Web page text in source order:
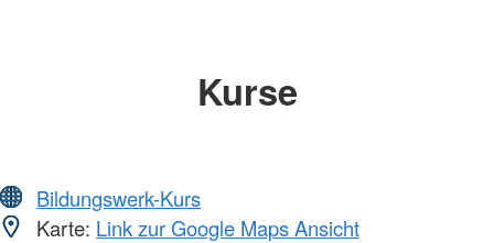
Kurse
Bildungswerk-Kurs
Karte: Link zur Google Maps Ansicht